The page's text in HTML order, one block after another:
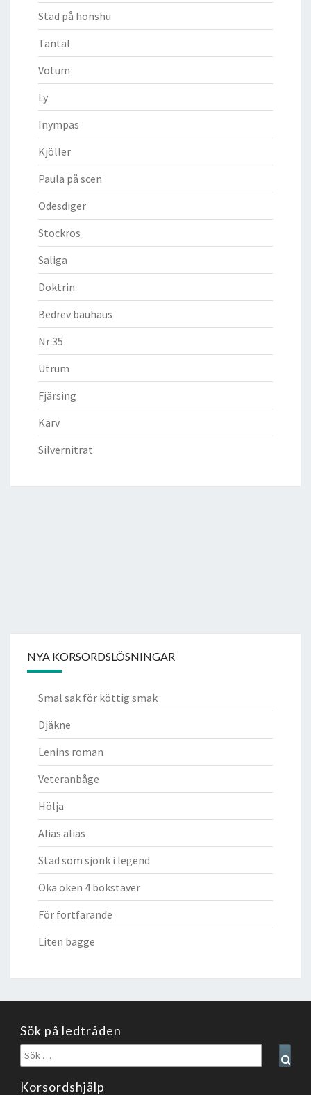
Stad på honshu
Tantal
Votum
Ly
Inympas
Kjöller
Paula på scen
Ödesdiger
Stockros
Saliga
Doktrin
Bedrev bauhaus
Nr 35
Utrum
Fjärsing
Kärv
Silvernitrat
NYA KORSORDSLÖSNINGAR
Smal sak för köttig smak
Djäkne
Lenins roman
Veteranbåge
Hölja
Alias alias
Stad som sjönk i legend
Oka öken 4 bokstäver
För fortfarande
Liten bagge
Sök på ledtråden
Sök
efter:
Korsordshjälp